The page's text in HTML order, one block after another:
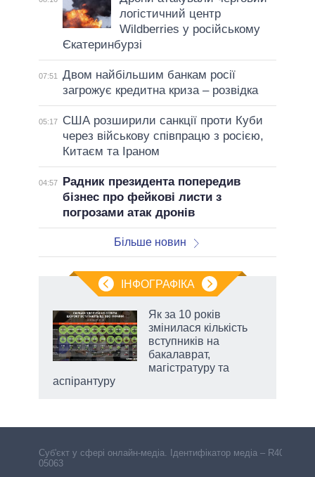
логістичний центр
Wildberries у російському
Єкатеринбурзі
07:51
Двом найбільшим банкам росії
загрожує кредитна криза – розвідка
05:17
США розширили санкції проти Куби
через військову співпрацю з росією,
Китаєм та Іраном
04:57
Радник президента попередив
бізнес про фейкові листи з
погрозами атак дронів
Більше новин
ІНФОГРАФІКА
Як за 10 років
змінилася кількість
вступників на
бакалаврат,
магістратуру та
аспірантуру
Cуб'єкт у сфері онлайн-медіа. Ідентифікатор медіа – R40-
05063